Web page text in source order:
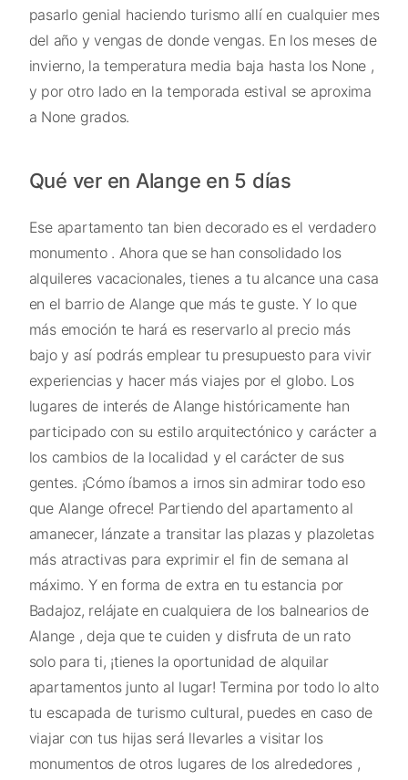
pasarlo genial haciendo turismo allí en cualquier mes
del año y vengas de donde vengas. En los meses de
invierno, la temperatura media baja hasta los None ,
y por otro lado en la temporada estival se aproxima
a None grados.
Qué ver en Alange en 5 días
Ese apartamento tan bien decorado es el verdadero
monumento . Ahora que se han consolidado los
alquileres vacacionales, tienes a tu alcance una casa
en el barrio de Alange que más te guste. Y lo que
más emoción te hará es reservarlo al precio más
bajo y así podrás emplear tu presupuesto para vivir
experiencias y hacer más viajes por el globo. Los
lugares de interés de Alange históricamente han
participado con su estilo arquitectónico y carácter a
los cambios de la localidad y el carácter de sus
gentes. ¡Cómo íbamos a irnos sin admirar todo eso
que Alange ofrece! Partiendo del apartamento al
amanecer, lánzate a transitar las plazas y plazoletas
más atractivas para exprimir el fin de semana al
máximo. Y en forma de extra en tu estancia por
Badajoz, relájate en cualquiera de los balnearios de
Alange , deja que te cuiden y disfruta de un rato
solo para ti, ¡tienes la oportunidad de alquilar
apartamentos junto al lugar! Termina por todo lo alto
tu escapada de turismo cultural, puedes en caso de
viajar con tus hijas será llevarles a visitar los
monumentos de otros lugares de los alrededores ,